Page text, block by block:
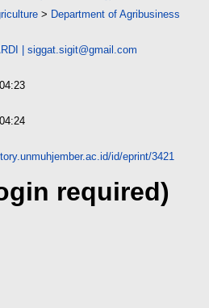
> Department of Agribusiness
| siggat.sigit@gmail.com
id/eprint/3421
required)